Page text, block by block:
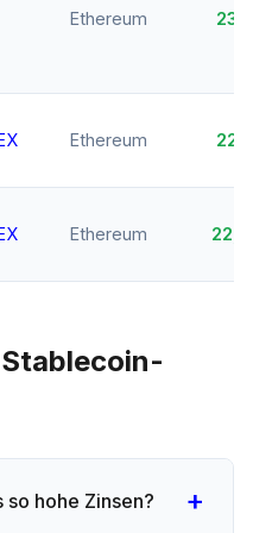
Ethereum
Ethereum
Ethereum
hohe Zinsen?